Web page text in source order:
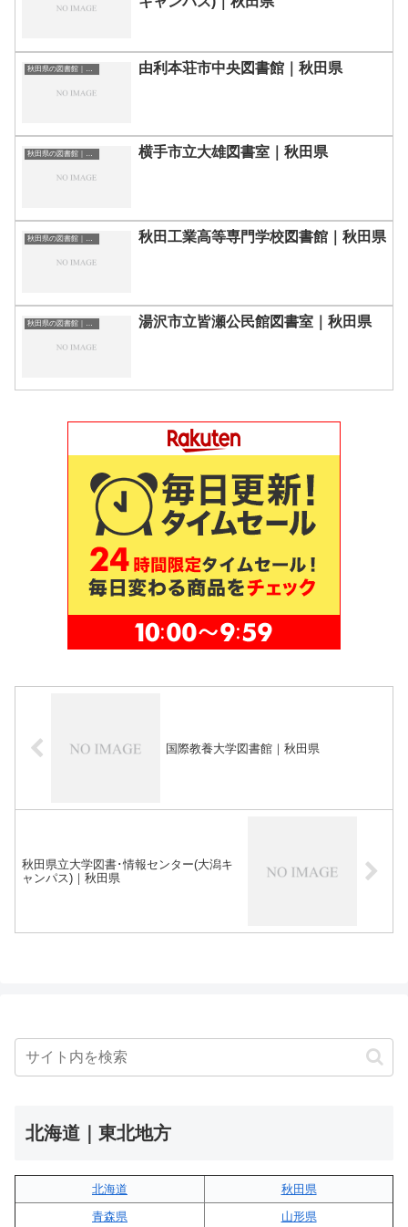
秋田県の図書館｜勉強できる場所 由利本荘市中央図書館｜秋田県
秋田県の図書館｜勉強できる場所 横手市立大雄図書室｜秋田県
秋田県の図書館｜勉強できる場所 秋田工業高等専門学校図書館｜秋田県
秋田県の図書館｜勉強できる場所 湯沢市立皆瀬公民館図書室｜秋田県
国際教養大学図書館｜秋田県
秋田県立大学図書･情報センター(大潟キ
ャンパス)｜秋田県
北海道｜東北地方
北海道
秋田県
青森県
山形県